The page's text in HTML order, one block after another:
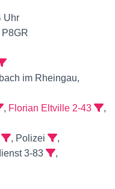
Uhr
im Rheingau,
, Florian Eltville 2-43
,
, Polizei
,
3-83
,